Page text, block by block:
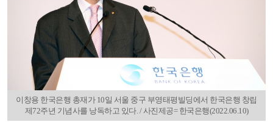
이창용 한국은행 총재가 10일 서울 중구 부영태평빌딩에서 한국은행 창립
제72주년 기념사를 낭독하고 있다. / 사진제공= 한국은행(2022.06.10)